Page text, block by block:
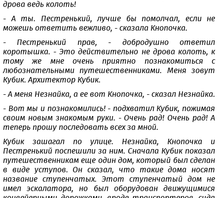
дрова ведь колоть!
- А ты. Пестренький, лучше бы помолчал, если не
можешь ответить вежливо, - сказала Кнопочка.
- Пестренький прав, - добродушно ответил
коротышка. - Это действительно не дрова колоть, к
тому же мне очень приятно познакомиться с
любознательными путешественниками. Меня зовут
Кубик. Архитектор Кубик.
- А меня Незнайка, а ее вот Кнопочка, - сказал Незнайка.
- Вот мы и познакомились! - подхватил Кубик, пожимая
своим новым знакомым руки. - Очень рад! Очень рад! А
теперь прошу последовать всех за мной.
Кубик зашагал по улице. Незнайка, Кнопочка и
Пестренький поспешили за ним. Сначала Кубик показал
путешественникам еще один дом, который был сделан
в виде уступов. Он сказал, что такие дома носят
название ступенчатых. Этот ступенчатый дом не
имел эскалатора, но был оборудован движущимися